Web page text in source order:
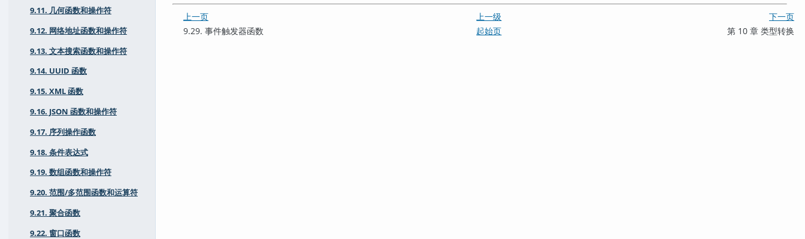
9.11. 几何函数和操作符
9.12. 网络地址函数和操作符
9.13. 文本搜索函数和操作符
9.14. UUID 函数
9.15. XML 函数
9.16. JSON 函数和操作符
9.17. 序列操作函数
9.18. 条件表达式
9.19. 数组函数和操作符
9.20. 范围/多范围函数和运算符
9.21. 聚合函数
9.22. 窗口函数
上一页 上一级
下一页
9.29. 事件触发器函数
起始页 第 10 章 类型转换